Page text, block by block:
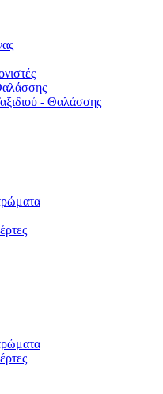
- Θαλάσσης